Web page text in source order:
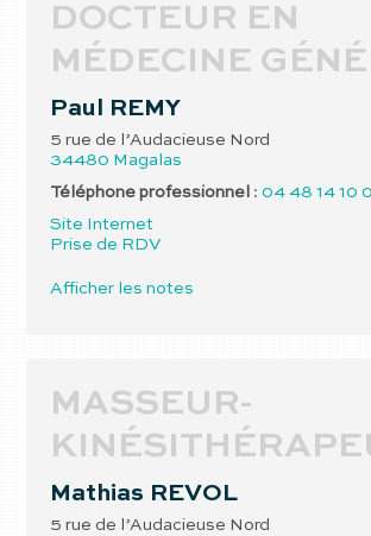
DOCTEUR EN
MÉDECINE
Paul REMY
5 rue de l’Audacieuse Nord
34480 Magalas
Téléphone professionnel : 04 48 14 10
Site Internet
Prise de RDV
Afficher les notes
MASSEUR-
Mathias REVOL
5 rue de l’Audacieuse Nord